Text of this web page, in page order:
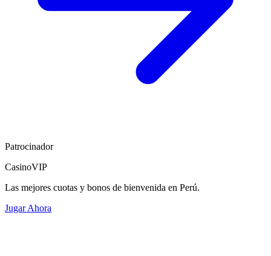
Patrocinador
CasinoVIP
Las mejores cuotas y bonos de bienvenida en Perú.
Jugar Ahora